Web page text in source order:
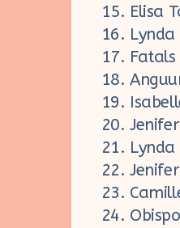
Elisa
Lynda
Fatals
Lynda